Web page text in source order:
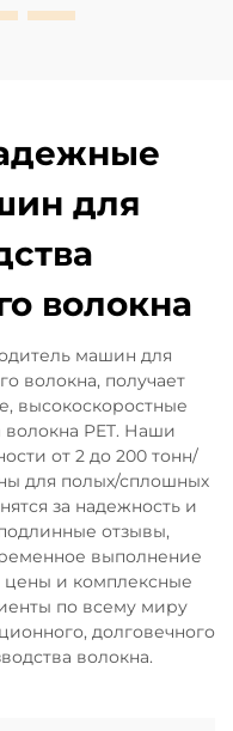
для
волокна
машин для
волокна, получает
высокоскоростные
PET. Наши
от 2 до 200 тонн/
для полых/сплошных
за надежность и
отзывы,
выполнение
цены и комплексные
по всему миру
долговечного
волокна.